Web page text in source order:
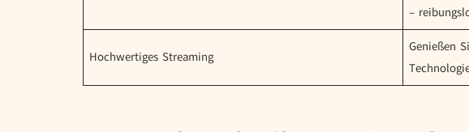
–
Hochwertiges Streaming
Genießen